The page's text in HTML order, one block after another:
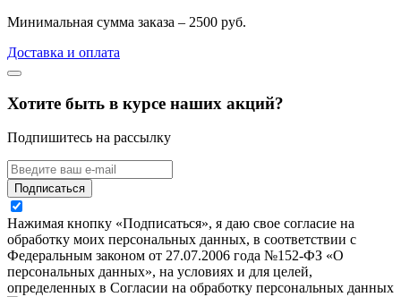
Минимальная сумма заказа – 2500 руб.
Доставка и оплата
Хотите быть в курсе наших акций?
Подпишитесь на рассылку
Подписаться
Нажимая кнопку «Подписаться», я даю свое согласие на
обработку моих персональных данных, в соответствии с
Федеральным законом от 27.07.2006 года №152-ФЗ «О
персональных данных», на условиях и для целей,
определенных в Согласии на обработку персональных данных